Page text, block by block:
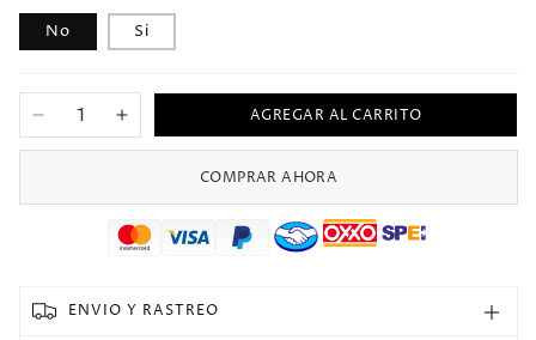
No Si
Reducir
cantidad
1994
Argentina
Selecciones
Retro
Aumentar
cantidad
1994
Argentina
Visitante
Selecciones
AGREGAR AL CARRITO
COMPRAR AHORA
ENVIO Y RASTREO